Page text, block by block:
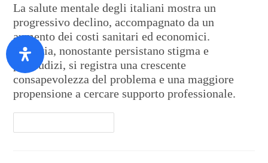
La salute mentale degli italiani mostra un
progressivo declino, accompagnato da un
aumento dei costi sanitari ed economici.
Tuttavia, nonostante persistano stigma e
pregiudizi, si registra una crescente
consapevolezza del problema e una maggiore
propensione a cercare supporto professionale.